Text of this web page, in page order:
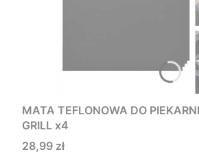
MATA TEFLONOWA DO
GRILL x4
Cena
28,99 zł